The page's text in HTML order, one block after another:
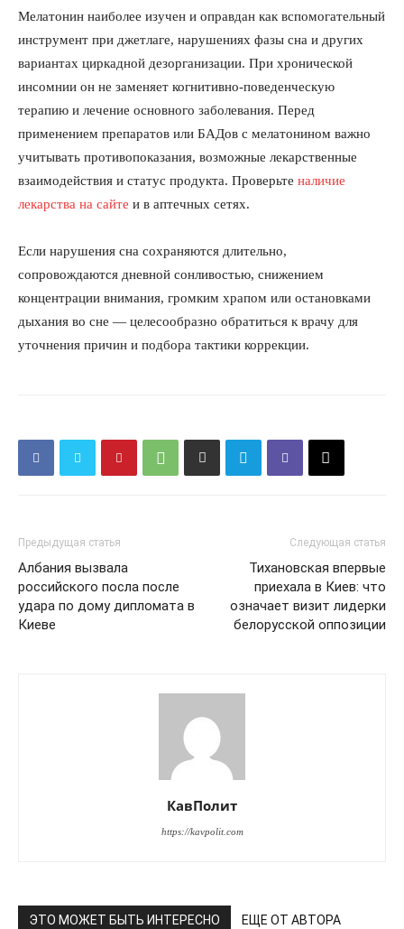
О нас
Связаться с нами
Политика конфиденциальности
Отказ от ответственности
Подписка
Реклама
Контакты
Мелатонин наиболее изучен и оправдан как вспомогательный
инструмент при джетлаге, нарушениях фазы сна и других
вариантах циркадной дезорганизации. При хронической
инсомнии он не заменяет когнитивно-поведенческую
терапию и лечение основного заболевания. Перед
применением препаратов или БАДов с мелатонином важно
учитывать противопоказания, возможные лекарственные
взаимодействия и статус продукта. Проверьте наличие
лекарства на сайте и в аптечных сетях.
Если нарушения сна сохраняются длительно,
сопровождаются дневной сонливостью, снижением
концентрации внимания, громким храпом или остановками
дыхания во сне — целесообразно обратиться к врачу для
уточнения причин и подбора тактики коррекции.
Предыдущая статья
Албания вызвала
российского посла после
удара по дому дипломата в
Киеве
Следующая статья
Тихановская впервые
приехала в Киев: что
означает визит лидерки
белорусской оппозиции
КавПолит
https://kavpolit.com
ЭТО МОЖЕТ БЫТЬ ИНТЕРЕСНО ЕЩЕ ОТ АВТОРА